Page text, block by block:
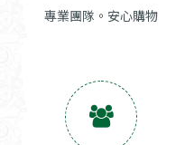
專業團隊。安心購物